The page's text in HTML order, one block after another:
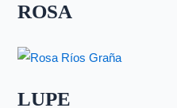
ROSA
LUPE